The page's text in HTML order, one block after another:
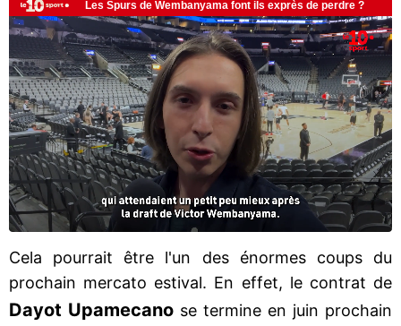
Cela pourrait être l'un des énormes coups du
prochain mercato estival. En effet, le contrat de
Dayot Upamecano se termine en juin prochain